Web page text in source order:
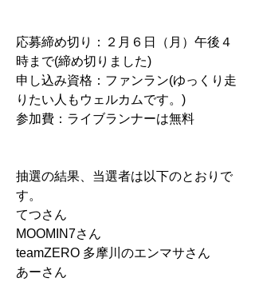
応募締め切り：２月６日（月）午後４
時まで(締め切りました)
申し込み資格：ファンラン(ゆっくり走
りたい人もウェルカムです。)
参加費：ライブランナーは無料
抽選の結果、当選者は以下のとおりで
す。
てつさん
MOOMIN7さん
teamZERO 多摩川のエンマサさん
あーさん